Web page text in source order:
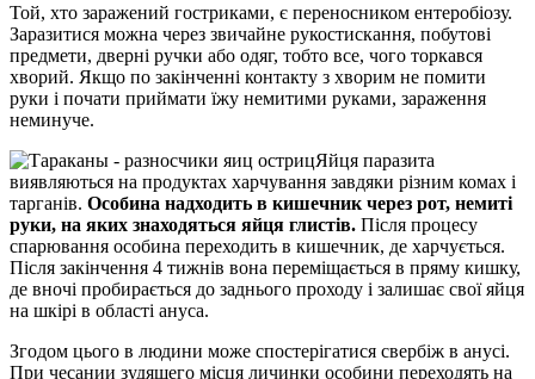
Той, хто заражений гостриками, є переносником ентеробіозу.
Заразитися можна через звичайне рукостискання, побутові
предмети, дверні ручки або одяг, тобто все, чого торкався
хворий. Якщо по закінченні контакту з хворим не помити
руки і почати приймати їжу немитими руками, зараження
неминуче.
Яйця паразита
виявляються на продуктах харчування завдяки різним комах і
тарганів. Особина надходить в кишечник через рот, немиті
руки, на яких знаходяться яйця глистів. Після процесу
спарювання особина переходить в кишечник, де харчується.
Після закінчення 4 тижнів вона переміщається в пряму кишку,
де вночі пробирається до заднього проходу і залишає свої яйця
на шкірі в області ануса.
Згодом цього в людини може спостерігатися свербіж в анусі.
При чесании зудящего місця личинки особини переходять на